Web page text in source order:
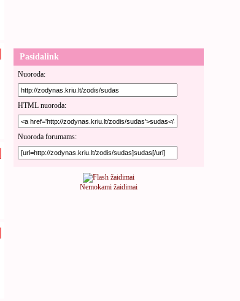
Pasidalink
Nuoroda:
HTML nuoroda:
Nuoroda forumams:
Nemokami žaidimai